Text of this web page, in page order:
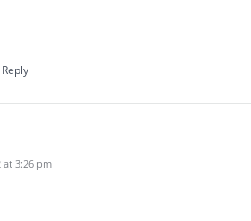
Reply
at 3:26 pm